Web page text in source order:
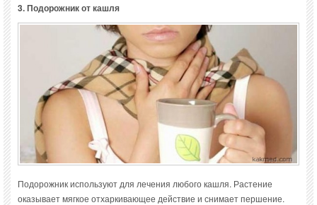
3. Подорожник от кашля
Подорожник используют для лечения любого кашля. Растение
оказывает мягкое отхаркивающее действие и снимает першение.